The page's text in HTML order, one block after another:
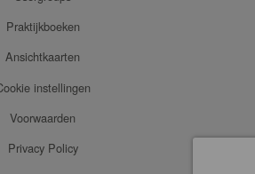
Praktijkboeken
Ansichtkaarten
instellingen
Voorwaarden
Privacy Policy